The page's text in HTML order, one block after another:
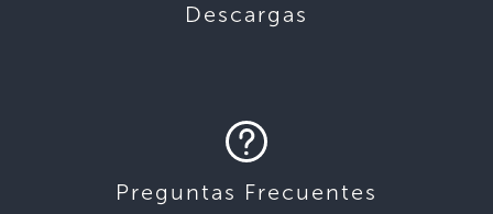
Descargas
Preguntas Frecuentes